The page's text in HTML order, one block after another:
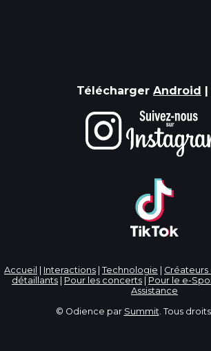
Télécharger Android
Accueil Interactions Technologie
détaillants
Pour les concerts Pour le e-
Assistance
© Odience par Summit. Tous